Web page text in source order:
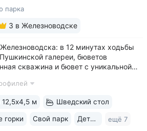
парка
3 в Железноводске
в 12 минутах ходьбы
галереи, бюветов
скважина и бювет с уникальной
№ 61 ессентукского типа показан для
м Шведский стол
горки Свой парк Дети с 0 лет ещё 7